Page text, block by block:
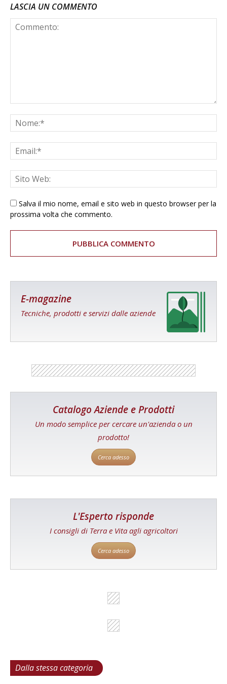
LASCIA UN COMMENTO
Salva il mio nome, email e sito web in questo browser per la
prossima volta che commento.
E-magazine
Tecniche, prodotti e servizi dalle aziende
Catalogo Aziende e Prodotti
Un modo semplice per cercare un'azienda o un
prodotto!
Cerca adesso
L'Esperto risponde
I consigli di Terra e Vita agli agricoltori
Cerca adesso
Dalla stessa categoria